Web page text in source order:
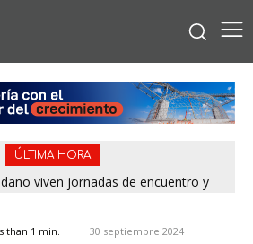
ÚLTIMA HORA
viven jornadas de encuentro y
than 1 min. 30 septiembre 2024